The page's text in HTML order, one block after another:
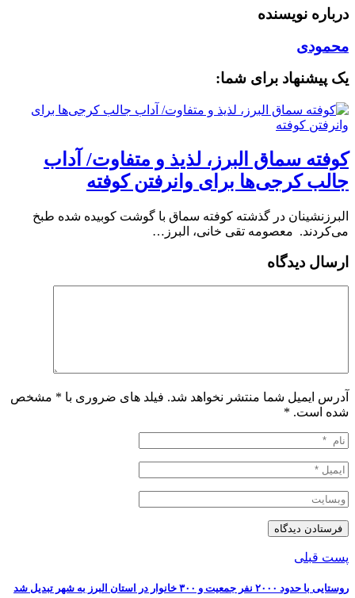
درباره نویسنده
محمودی
یک پیشنهاد برای شما:
کوفته سماق البرز، لذیذ و متفاوت/ آداب
جالب کرجی‌ها برای وانرفتن کوفته
البرزنشینان در گذشته کوفته سماق با گوشت کوبیده شده طبخ
می‌کردند. معصومه تقی خانی، البرز…
ارسال دیدگاه
آدرس ایمیل شما منتشر نخواهد شد. فیلد های ضروری با * مشخص
شده است. *
پست قبلی
️روستایی با حدود ۲۰۰۰ نفر جمعیت و ۳۰۰ خانوار در استان البرز به شهر تبدیل شد